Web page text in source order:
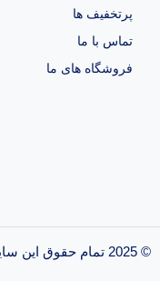
پرتخفیف ها
تماس با ما
فروشگاه های ما
© 2025 تمام حقوق این سایت متعلق به کالا ری است.